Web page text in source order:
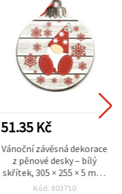
51.35 Kč
Vánoční závěsná dekorace
z pěnové desky – bílý
skřítek, 305 × 255 × 5 mm,
1 ks
Kód: 803710